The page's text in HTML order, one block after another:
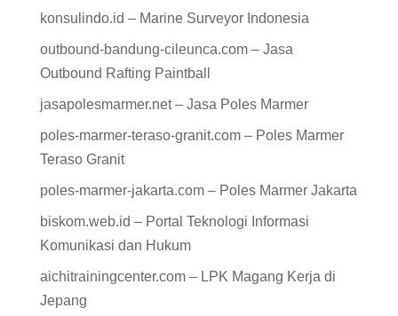
konsulindo.id – Marine Surveyor Indonesia
outbound-bandung-cileunca.com – Jasa
Outbound Rafting Paintball
jasapolesmarmer.net – Jasa Poles Marmer
poles-marmer-teraso-granit.com – Poles Marmer
Teraso Granit
poles-marmer-jakarta.com – Poles Marmer Jakarta
biskom.web.id – Portal Teknologi Informasi
Komunikasi dan Hukum
aichitrainingcenter.com – LPK Magang Kerja di
Jepang